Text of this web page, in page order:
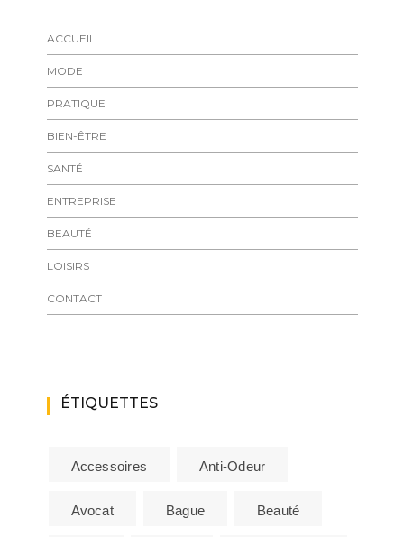
ACCUEIL
MODE
PRATIQUE
BIEN-ÊTRE
SANTÉ
ENTREPRISE
BEAUTÉ
LOISIRS
CONTACT
ÉTIQUETTES
Accessoires Anti-Odeur
Avocat Bague Beauté